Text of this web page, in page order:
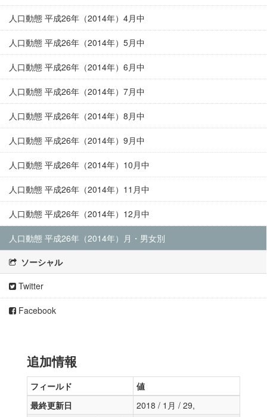
人口動態 平成26年（2014年）4月中
人口動態 平成26年（2014年）5月中
人口動態 平成26年（2014年）6月中
人口動態 平成26年（2014年）7月中
人口動態 平成26年（2014年）8月中
人口動態 平成26年（2014年）9月中
人口動態 平成26年（2014年）10月中
人口動態 平成26年（2014年）11月中
人口動態 平成26年（2014年）12月中
人口動態 平成26年（2014年）月・男女別
ソーシャル
Twitter
Facebook
追加情報
フィールド
値
最終更新日
2018 / 1月 / 29,